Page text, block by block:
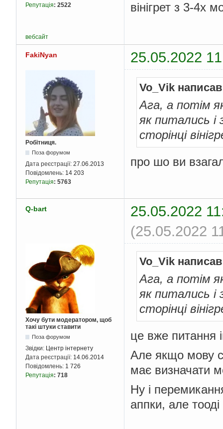
Репутація: 2522
вінігрет з 3-4х
вебсайт
FakiNyan 25.05.2022
Робітниця.
Поза форумом
Дата реєстрації: 27.06.2013
Повідомлень: 14 203
Репутація: 5763
Vo_Vik
Ага, а потім
як питались і
сторінці
про шо ви
Q-bart
25.05.2022
(25.05.2022
Хочу бути модератором, щоб
такі штуки ставити
Поза форумом
Звідки: Центр інтернету
Дата реєстрації: 14.06.2014
Повідомлень: 1 726
Репутація: 718
Vo_Vik
Ага, а потім
як питались і
сторінці
це вже питання
Але якщо мову
має визначати
Ну і
аппки, але